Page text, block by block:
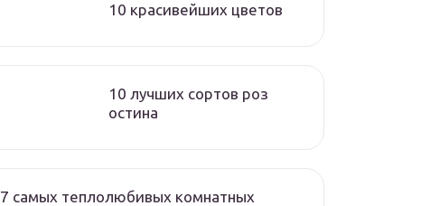
10 красивейших цветов
10 лучших сортов роз
остина
7 самых теплолюбивых комнатных